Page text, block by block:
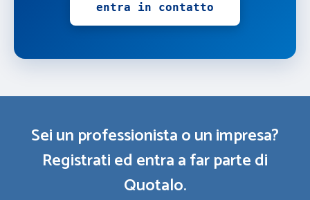
entra in contatto
Sei un professionista o un impresa?
Registrati ed entra a far parte di
Quotalo.